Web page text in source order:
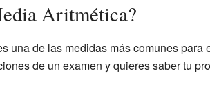
Aritmética?
una de las medidas más comunes
de un examen y quieres saber tu